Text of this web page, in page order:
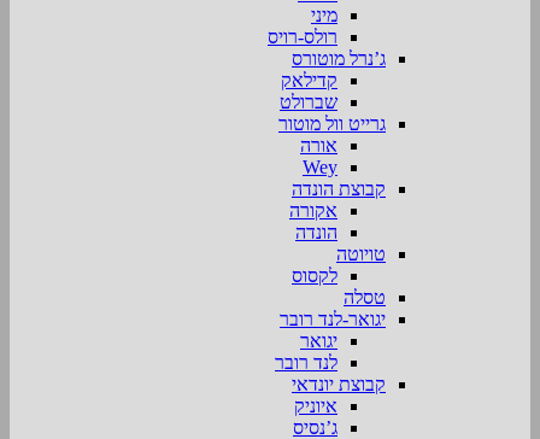
מיני
רולס-רויס
ג’נרל מוטורס
קדילאק
שברולט
גרייט וול מוטור
אורה
Wey
קבוצת הונדה
אקורה
הונדה
טויוטה
לקסוס
טסלה
יגואר-לנד רובר
יגואר
לנד רובר
קבוצת יונדאי
איוניק
ג’נסיס